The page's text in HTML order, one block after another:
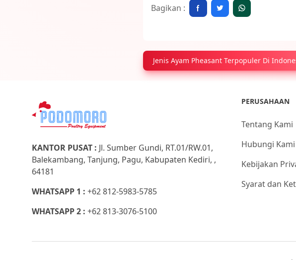
Bagikan :
Jenis Ayam Pheasant Terpopuler Di
KANTOR PUSAT : Jl. Sumber Gundi, RT.01/RW.01,
Balekambang, Tanjung, Pagu, Kabupaten Kediri, ,
64181
WHATSAPP 1 : +62 812-5983-5785
WHATSAPP 2 : +62 813-3076-5100
PERUSAHAAN
Tentang Kami
Hubungi Kami
Kebijakan
Syarat dan